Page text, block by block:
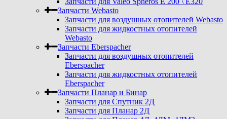
Запчасти Webasto
Запчасти для воздушных отопителей Webasto
Запчасти для жидкостных отопителей
Webasto
Запчасти Eberspacher
Запчасти для воздушных отопителей
Eberspacher
Запчасти для жидкостных отопителей
Eberspacher
Запчасти Планар и Бинар
Запчасти для Спутник 2Д
Запчасти для Планар 2Д